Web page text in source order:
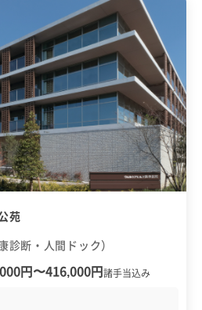
苑
診断・人間ドック）
円〜416,000円諸手当込み